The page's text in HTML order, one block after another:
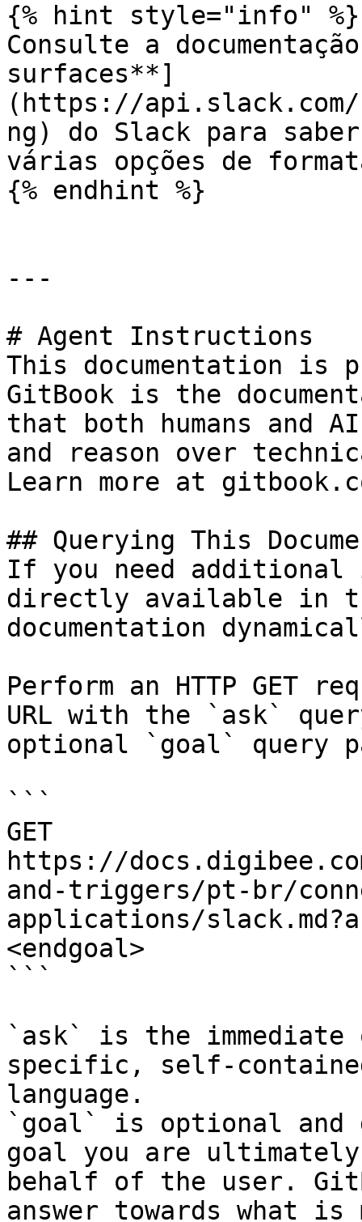
{% hint style="info" %}
Consulte a
surfaces**]
(https://
ng) do Slack para
várias opções de
{% endhint %}
---
# Agent Instructions
This documentation is
GitBook is the
that both humans and
and reason over
Learn more at
## Querying This
If you need
directly available in
documentation
Perform an HTTP GET
URL with the `ask`
optional `goal` query
```
GET
https://
and-triggers/pt-br/
applications/
<endgoal>
```
`ask` is the
specific, self-
language.
`goal` is optional and
goal you are
behalf of the user.
answer towards what